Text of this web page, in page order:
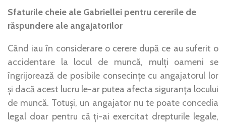
Sfaturile cheie ale Gabriellei pentru cererile de
răspundere ale angajatorilor
Când iau în considerare o cerere după ce au suferit o
accidentare la locul de muncă, mulți oameni se
îngrijorează de posibile consecințe cu angajatorul lor
și dacă acest lucru le-ar putea afecta siguranța locului
de muncă. Totuși, un angajator nu te poate concedia
legal doar pentru că ți-ai exercitat drepturile legale,